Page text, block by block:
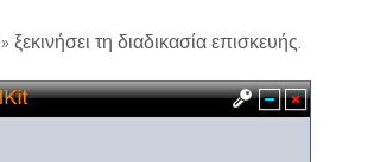
» ξεκινήσει τη διαδικασία επισκευής.